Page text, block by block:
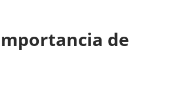
de